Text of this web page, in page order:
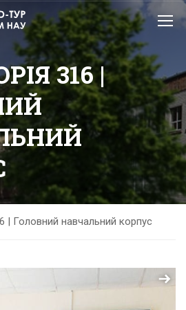
316 |
| Головний навчальний корпус